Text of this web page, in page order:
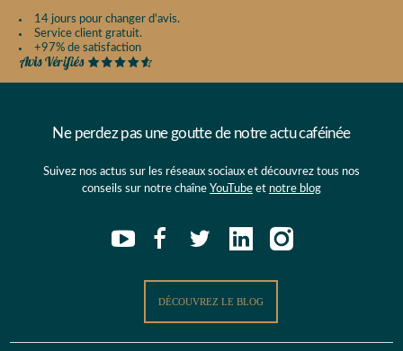
14 jours pour changer d'avis.
Service client gratuit.
+97% de satisfaction
Ne perdez pas une goutte de notre actu caféinée
Suivez nos actus sur les réseaux sociaux et découvrez tous nos
conseils sur notre chaîne YouTube et notre blog
DÉCOUVREZ LE BLOG